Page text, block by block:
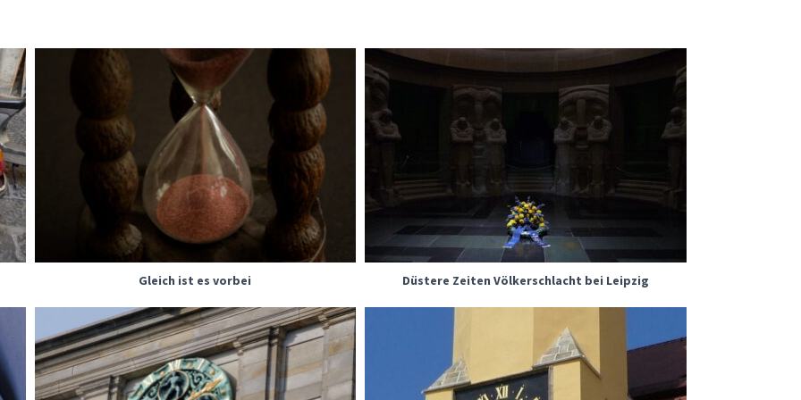
Gleich ist es vorbei Düstere Zeiten Völkerschlacht bei Leipzig